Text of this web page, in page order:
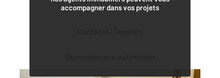
accompagner dans vos projets
Contacter l'agence
Demander une estimation